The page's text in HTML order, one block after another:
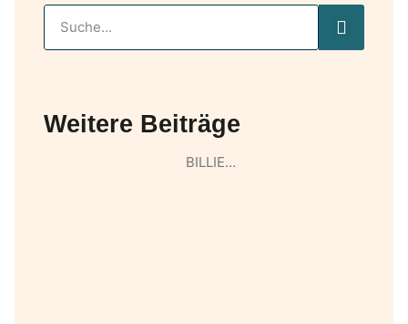
Weitere Beiträge
BILLIE…